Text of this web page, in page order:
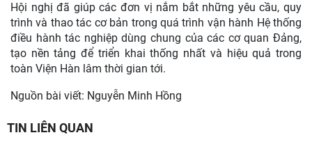
Hội nghị đã giúp các đơn vị nắm bắt những yêu cầu, quy
trình và thao tác cơ bản trong quá trình vận hành Hệ thống
điều hành tác nghiệp dùng chung của các cơ quan Đảng,
tạo nền tảng để triển khai thống nhất và hiệu quả trong
toàn Viện Hàn lâm thời gian tới.
Nguồn bài viết: Nguyễn Minh Hồng
TIN LIÊN QUAN